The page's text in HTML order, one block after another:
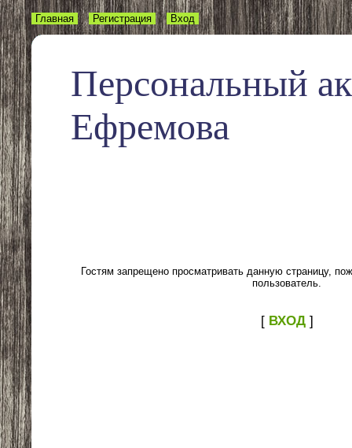
Персональный
Ефремова
Главная Регистрация Вход
Гостям запрещено просматривать данную страницу,
пользователь.
[ ВХОД]